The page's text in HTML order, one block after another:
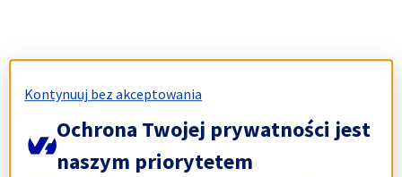
Kontynuuj bez akceptowania
Ochrona Twojej prywatności jest
naszym priorytetem